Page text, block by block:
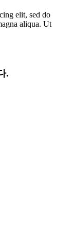
elit, sed do
aliqua. Ut
.